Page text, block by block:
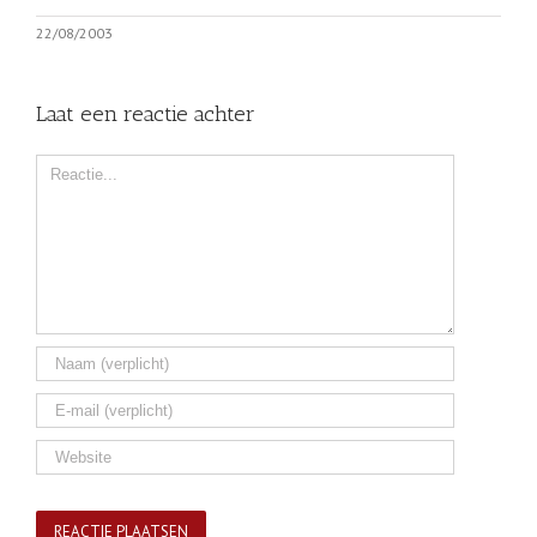
22/08/2003
Laat een reactie achter
Comment